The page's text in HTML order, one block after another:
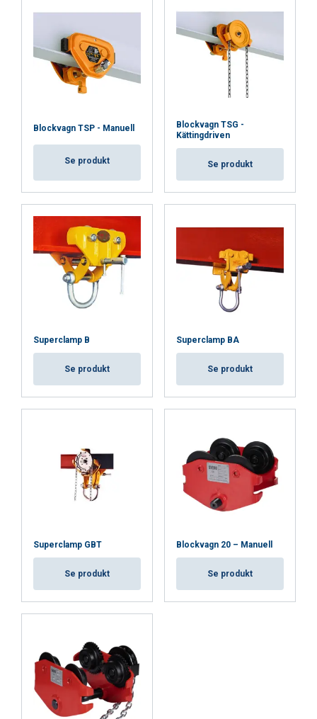
Blockvagn TSP - Manuell
Se produkt
Blockvagn TSG -
Kättingdriven
Se produkt
Superclamp B
Se produkt
Superclamp BA
Se produkt
Superclamp GBT
Se produkt
Blockvagn 20 – Manuell
Se produkt
Funktioner Oklassificerade
ACCEPTERA ALLA
AVVISA ALLT
VISA DETALJER